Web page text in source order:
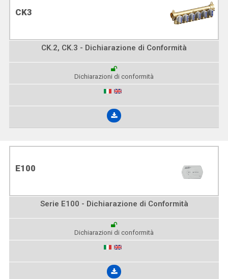
CK3
CK.2, CK.3 - Dichiarazione di Conformità
Dichiarazioni di conformità
E100
Serie E100 - Dichiarazione di Conformità
Dichiarazioni di conformità